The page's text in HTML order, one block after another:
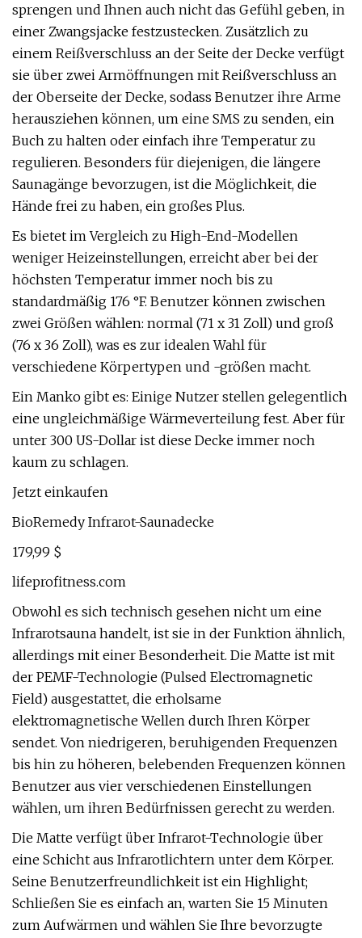
sprengen und Ihnen auch nicht das Gefühl geben, in
einer Zwangsjacke festzustecken. Zusätzlich zu
einem Reißverschluss an der Seite der Decke verfügt
sie über zwei Armöffnungen mit Reißverschluss an
der Oberseite der Decke, sodass Benutzer ihre Arme
herausziehen können, um eine SMS zu senden, ein
Buch zu halten oder einfach ihre Temperatur zu
regulieren. Besonders für diejenigen, die längere
Saunagänge bevorzugen, ist die Möglichkeit, die
Hände frei zu haben, ein großes Plus.
Es bietet im Vergleich zu High-End-Modellen
weniger Heizeinstellungen, erreicht aber bei der
höchsten Temperatur immer noch bis zu
standardmäßig 176 °F. Benutzer können zwischen
zwei Größen wählen: normal (71 x 31 Zoll) und groß
(76 x 36 Zoll), was es zur idealen Wahl für
verschiedene Körpertypen und -größen macht.
Ein Manko gibt es: Einige Nutzer stellen gelegentlich
eine ungleichmäßige Wärmeverteilung fest. Aber für
unter 300 US-Dollar ist diese Decke immer noch
kaum zu schlagen.
Jetzt einkaufen
BioRemedy Infrarot-Saunadecke
179,99 $
lifeprofitness.com
Obwohl es sich technisch gesehen nicht um eine
Infrarotsauna handelt, ist sie in der Funktion ähnlich,
allerdings mit einer Besonderheit. Die Matte ist mit
der PEMF-Technologie (Pulsed Electromagnetic
Field) ausgestattet, die erholsame
elektromagnetische Wellen durch Ihren Körper
sendet. Von niedrigeren, beruhigenden Frequenzen
bis hin zu höheren, belebenden Frequenzen können
Benutzer aus vier verschiedenen Einstellungen
wählen, um ihren Bedürfnissen gerecht zu werden.
Die Matte verfügt über Infrarot-Technologie über
eine Schicht aus Infrarotlichtern unter dem Körper.
Seine Benutzerfreundlichkeit ist ein Highlight;
Schließen Sie es einfach an, warten Sie 15 Minuten
zum Aufwärmen und wählen Sie Ihre bevorzugte